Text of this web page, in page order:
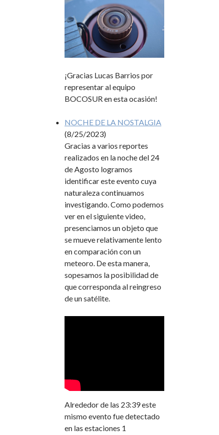
¡Gracias Lucas Barrios por
representar al equipo
BOCOSUR en esta ocasión!
NOCHE DE LA NOSTALGIA
(8/25/2023)
Gracias a varios reportes
realizados en la noche del 24
de Agosto logramos
identificar este evento cuya
naturaleza continuamos
investigando. Como podemos
ver en el siguiente video,
presenciamos un objeto que
se mueve relativamente lento
en comparación con un
meteoro. De esta manera,
sopesamos la posibilidad de
que corresponda al reingreso
de un satélite.
Alrededor de las 23:39 este
mismo evento fue detectado
en las estaciones 1